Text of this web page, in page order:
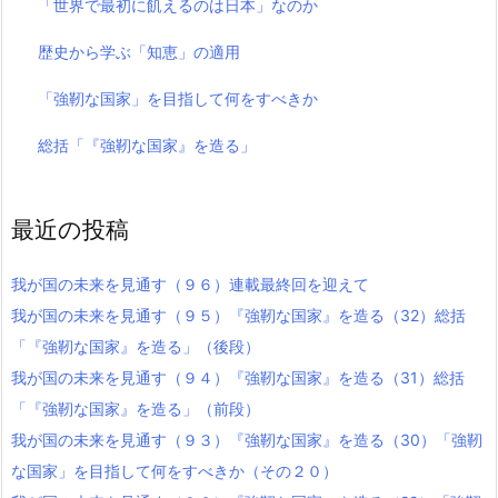
「世界で最初に飢えるのは日本」なのか
歴史から学ぶ「知恵」の適用
「強靭な国家」を目指して何をすべきか
総括「『強靭な国家』を造る」
最近の投稿
我が国の未来を見通す（９６）連載最終回を迎えて
我が国の未来を見通す（９５）『強靭な国家』を造る（32）総括
「『強靭な国家』を造る」（後段）
我が国の未来を見通す（９４）『強靭な国家』を造る（31）総括
「『強靭な国家』を造る」（前段）
我が国の未来を見通す（９３）『強靭な国家』を造る（30）「強靭
な国家」を目指して何をすべきか（その２０）